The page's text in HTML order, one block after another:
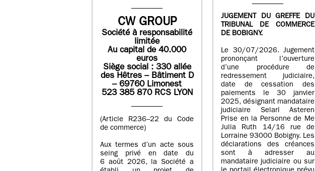
CW GROUP
Société à responsabilité
limitée
Au capital de 40.000
euros
Siège social : 330 allée
des Hêtres – Bâtiment D
– 69760 Limonest
523 385 870 RCS LYON
(Article R236–22 du Code
de commerce)
Aux termes d’un acte sous
seing privé en date du
6 août 2026, la Société a
JUGEMENT DU GREFFE DU
TRIBUNAL DE COMMERCE
DE BOBIGNY.
Le 30/07/2026. Jugement
prononçant l’ouverture
d’une procédure de
redressement judiciaire,
date de cessation des
paiements le 30 janvier
2025, désignant mandataire
judiciaire Selarl Asteren
Prise en la Personne de Me
Julia Ruth 14/16 rue de
Lorraine 93000 Bobigny. Les
déclarations des créances
sont à adresser au
mandataire judiciaire ou sur